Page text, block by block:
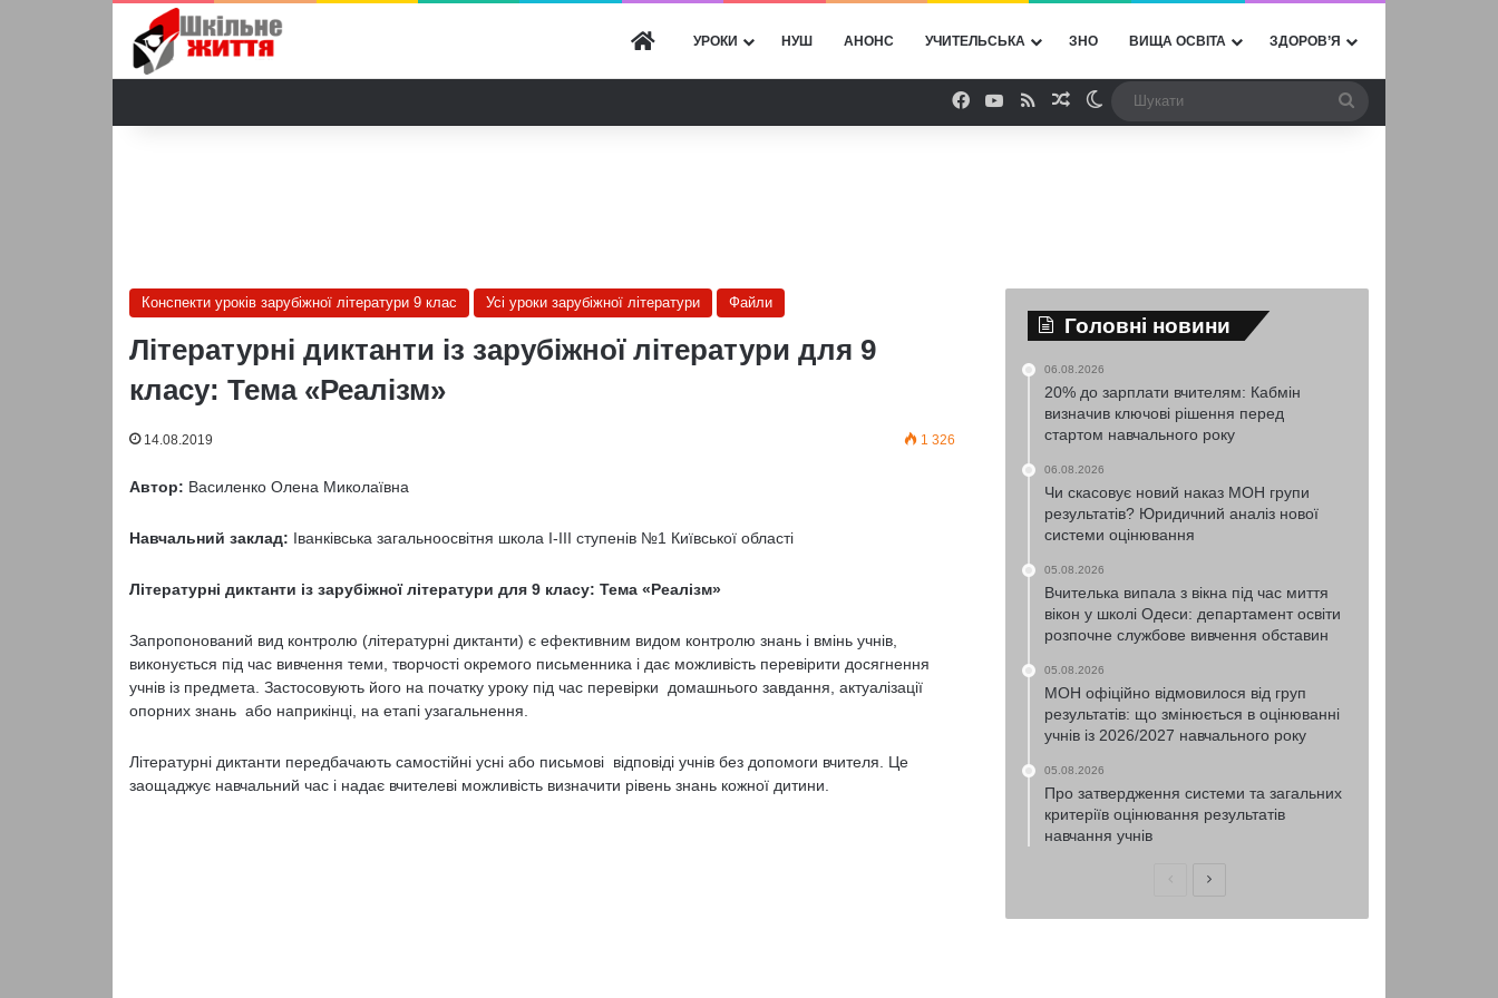
ГОЛОВНА
УРОКИ НУШ АНОНС УЧИТЕЛЬСЬКА ЗНО ВИЩА ОСВІТА ЗДОРОВ’Я
Facebook
YouTube
RSSВипадкова стаття
Switch skin
Конспекти уроків зарубіжної літератури 9 клас Усі уроки зарубіжної літератури Файли
Літературні диктанти із зарубіжної літератури для 9
класу: Тема «Реалізм»
14.08.2019 1 326
Автор: Василенко Олена Миколаївна
Навчальний заклад: Іванківська загальноосвітня школа І-ІІІ ступенів №1 Київської області
Літературні диктанти із зарубіжної літератури для 9 класу: Тема «Реалізм»
Запропонований вид контролю (літературні диктанти) є ефектив­ним видом контролю знань і вмінь учнів,
виконується під час вивчення теми, творчості окремого письменника і дає мож­ливість перевірити досягнення
учнів із предмета. Засто­совують його на початку уроку під час перевірки домашнього завдання, актуалізації
опорних знань або наприкінці, на етапі узагальнення.
Літературні диктанти передбачають самостійні усні або письмові від­повіді учнів без допомоги вчителя. Це
заощаджує навчальний час і надає вчителеві можливість визначити рівень знань кожної дитини.
Головні новини
06.08.2026
20% до зарплати вчителям: Кабмін
визначив ключові рішення перед
стартом навчального року
06.08.2026
Чи скасовує новий наказ МОН групи
результатів? Юридичний аналіз нової
системи оцінювання
05.08.2026
Вчителька випала з вікна під час миття
вікон у школі Одеси: департамент освіти
розпочне службове вивчення обставин
05.08.2026
МОН офіційно відмовилося від груп
результатів: що змінюється в оцінюванні
учнів із 2026/2027 навчального року
05.08.2026
Про затвердження системи та загальних
критеріїв оцінювання результатів
навчання учнів
ПопередняНаступна